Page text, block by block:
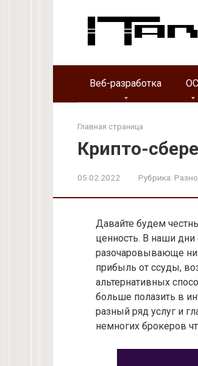
Веб-разработка ОС
Главная страница
Крипто-
05.02.2022 Рубрика:
Давайте будем
ценность. В наши
разочаровывающе
прибыль от ссуды,
альтернативных
больше полазить в
разный ряд услуг и
немногих брокеров